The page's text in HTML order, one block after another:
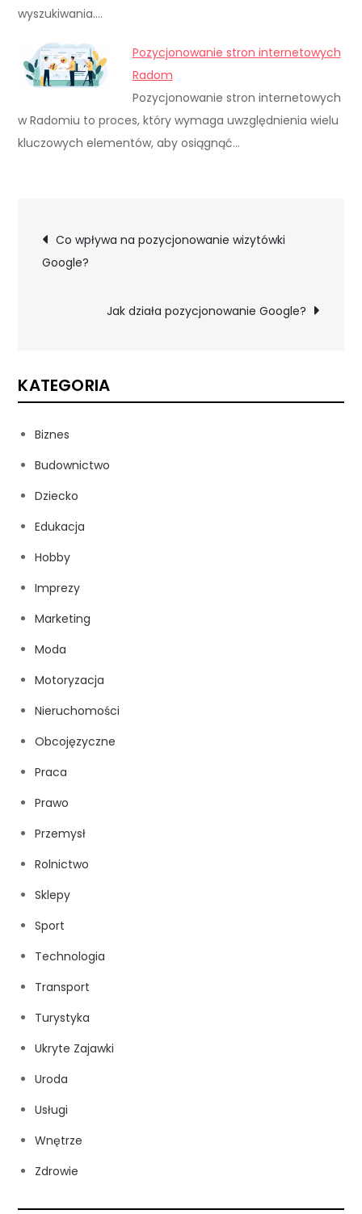
wyszukiwania.…
Pozycjonowanie stron internetowych
Radom
Pozycjonowanie stron internetowych
w Radomiu to proces, który wymaga uwzględnienia wielu
kluczowych elementów, aby osiągnąć…
Nawigacja
wpisu
Co wpływa na pozycjonowanie wizytówki
Google?
Jak działa pozycjonowanie Google?
KATEGORIA
Biznes
Budownictwo
Dziecko
Edukacja
Hobby
Imprezy
Marketing
Moda
Motoryzacja
Nieruchomości
Obcojęzyczne
Praca
Prawo
Przemysł
Rolnictwo
Sklepy
Sport
Technologia
Transport
Turystyka
Ukryte Zajawki
Uroda
Usługi
Wnętrze
Zdrowie